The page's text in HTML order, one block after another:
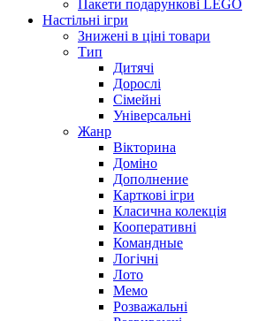
Пакети подарункові LEGO
Настільні ігри
Знижені в ціні товари
Тип
Дитячі
Дорослі
Сімейні
Універсальні
Жанр
Вікторина
Доміно
Дополнение
Карткові ігри
Класична колекція
Кооперативні
Командные
Логічні
Лото
Мемо
Розважальні